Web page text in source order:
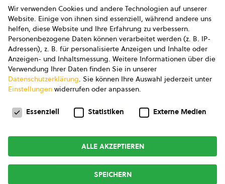
AGB
AGB Marketing GmbH
AGB Bildung
Newsletter
Copyright © 2026bio austria
Wir verwenden Cookies und andere Technologien auf unserer
Website. Einige von ihnen sind essenziell, während andere uns
helfen, diese Website und Ihre Erfahrung zu verbessern.
Personenbezogene Daten können verarbeitet werden (z. B. IP-
Adressen), z. B. für personalisierte Anzeigen und Inhalte oder
Anzeigen- und Inhaltsmessung. Weitere Informationen über die
Verwendung Ihrer Daten finden Sie in unserer
Datenschutzerklärung. Sie können Ihre Auswahl jederzeit unter
Einstellungen widerrufen oder anpassen.
Datenschutzeinstellungen
Essenziell Statistiken Externe Medien
ALLE AKZEPTIEREN
SPEICHERN